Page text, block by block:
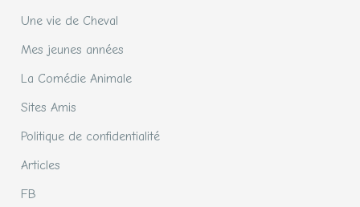
Une vie de Cheval
Mes jeunes années
La Comédie Animale
Sites Amis
Politique de confidentialité
Articles
FB